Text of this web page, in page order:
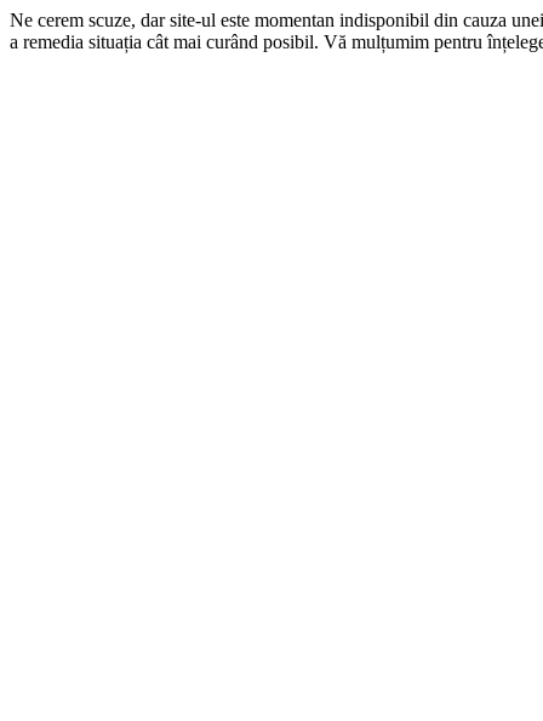
Ne cerem scuze, dar site-ul este momentan indisponibil din cauza
a remedia situația cât mai curând posibil. Vă mulțumim pentru